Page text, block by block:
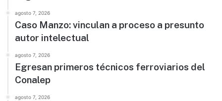
agosto 7, 2026
Caso Manzo: vinculan a proceso a presunto
autor intelectual
agosto 7, 2026
Egresan primeros técnicos ferroviarios del
Conalep
agosto 7, 2026